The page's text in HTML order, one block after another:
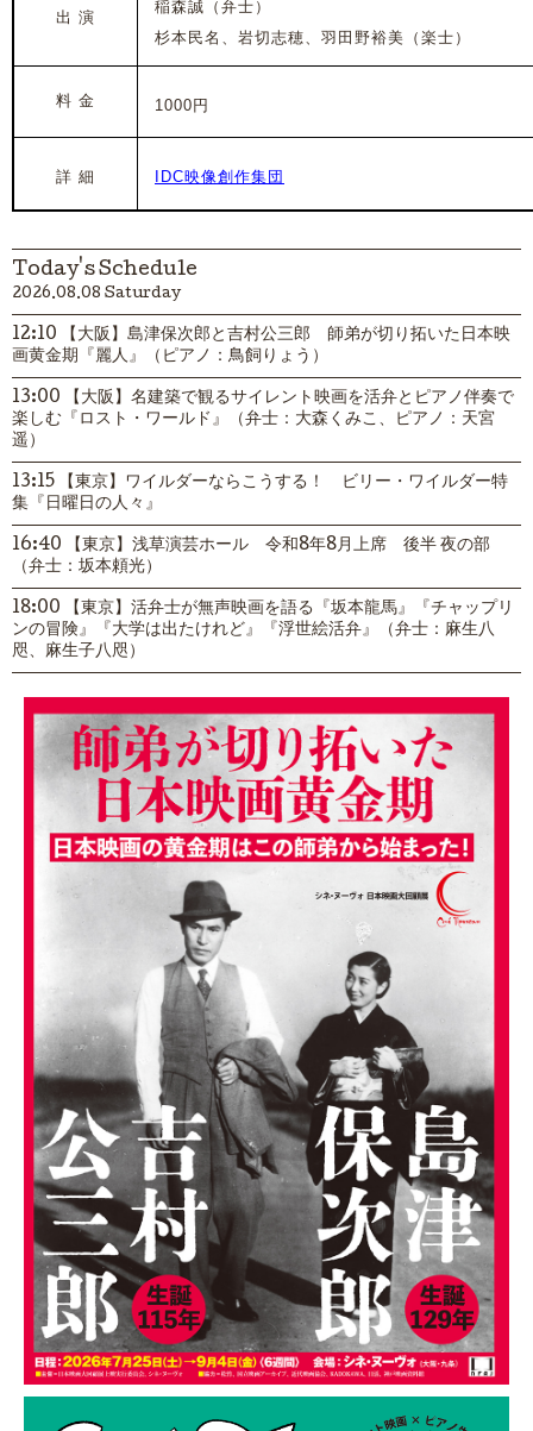
出 演
稲森誠（弁士）
杉本民名、岩切志穂、羽田野裕美（楽士）
料 金 1000円
詳 細 IDC映像創作集団
Today's Schedule
2026.08.08 Saturday
12:10 【大阪】島津保次郎と吉村公三郎 師弟が切り拓いた日本映
画黄金期『麗人』（ピアノ：鳥飼りょう）
13:00 【大阪】名建築で観るサイレント映画を活弁とピアノ伴奏で
楽しむ『ロスト・ワールド』（弁士：大森くみこ、ピアノ：天宮
遥）
13:15 【東京】ワイルダーならこうする！ ビリー・ワイルダー特
集『日曜日の人々』
16:40 【東京】浅草演芸ホール 令和8年8月上席 後半 夜の部
（弁士：坂本頼光）
18:00 【東京】活弁士が無声映画を語る『坂本龍馬』『チャップリ
ンの冒険』『大学は出たけれど』『浮世絵活弁』（弁士：麻生八
咫、麻生子八咫）